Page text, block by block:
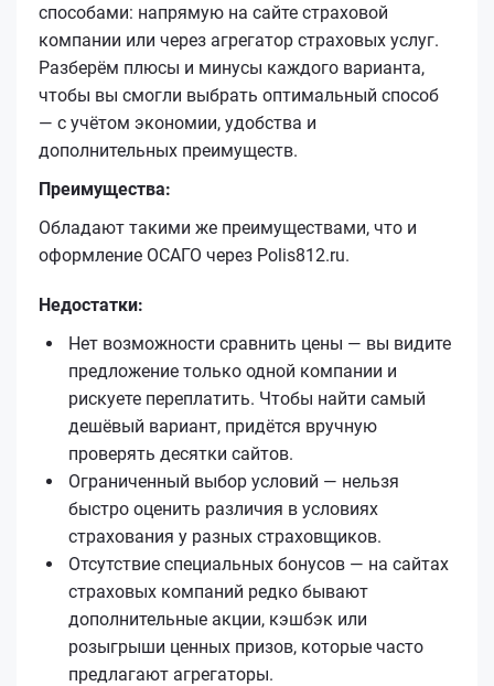
способами: напрямую на сайте страховой
компании или через агрегатор страховых услуг.
Разберём плюсы и минусы каждого варианта,
чтобы вы смогли выбрать оптимальный способ
— с учётом экономии, удобства и
дополнительных преимуществ.
Преимущества:
Обладают такими же преимуществами, что и
оформление ОСАГО через Polis812.ru.
Недостатки:
Нет возможности сравнить цены — вы видите
предложение только одной компании и
рискуете переплатить. Чтобы найти самый
дешёвый вариант, придётся вручную
проверять десятки сайтов.
Ограниченный выбор условий — нельзя
быстро оценить различия в условиях
страхования у разных страховщиков.
Отсутствие специальных бонусов — на сайтах
страховых компаний редко бывают
дополнительные акции, кэшбэк или
розыгрыши ценных призов, которые часто
предлагают агрегаторы.